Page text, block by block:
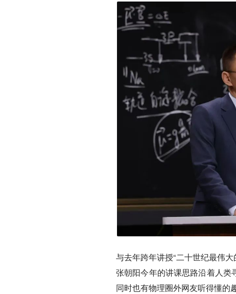
与去年跨年讲授“二十世纪最伟
张朝阳今年的讲课思路沿着人类
同时也有物理圈外网友听得懂的趣